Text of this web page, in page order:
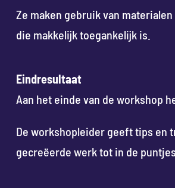
Ze maken gebruik van
die makkelijk toegankelijk is.
Eindresultaat
Aan het einde van de workshop
De workshopleider geeft tips en
gecreëerde werk tot in de